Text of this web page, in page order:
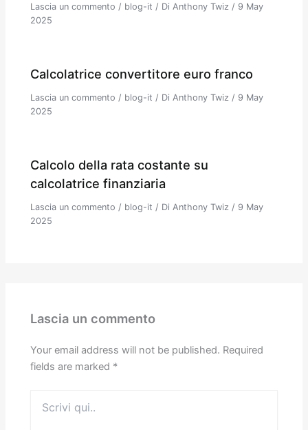
Lascia un commento / blog-it / Di Anthony Twiz / 9 May
2025
Calcolatrice convertitore euro franco
Lascia un commento / blog-it / Di Anthony Twiz / 9 May
2025
Calcolo della rata costante su
calcolatrice finanziaria
Lascia un commento / blog-it / Di Anthony Twiz / 9 May
2025
Lascia un commento
Your email address will not be published. Required
fields are marked *
qui..